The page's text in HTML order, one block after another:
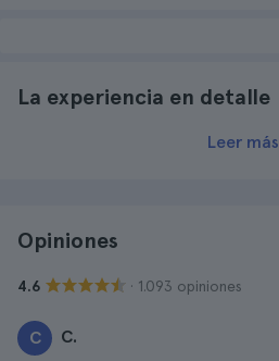
La experiencia en detalle
Leer más
Opiniones
4.6 · 1.093 opiniones
C C.